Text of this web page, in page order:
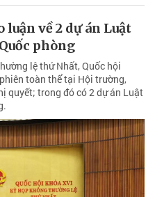
luận về 2 dự án Luật
phòng
lệ thứ Nhất, Quốc hội
toàn thể tại Hội trường,
quyết; trong đó có 2 dự án Luật